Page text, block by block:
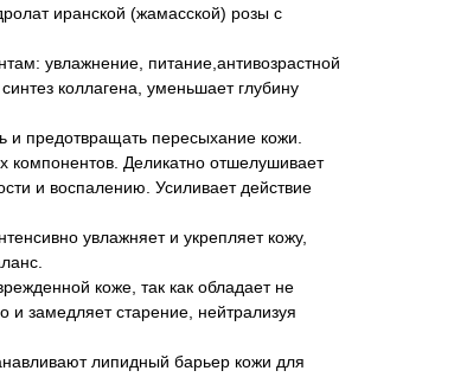
иранской (жамасской) розы с
увлажнение, питание,антивозрастной
коллагена, уменьшает глубину
и предотвращать пересыхание кожи.
компонентов. Деликатно отшелушивает
и воспалению. Усиливает действие
увлажняет и укрепляет кожу,
коже, так как обладает не
и замедляет старение, нейтрализуя
липидный барьер кожи для